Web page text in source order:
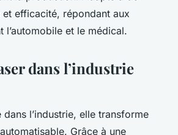
efficacité, répondant aux
l’automobile et le médical.
dans l’industrie
l’industrie, elle transforme
Grâce à une